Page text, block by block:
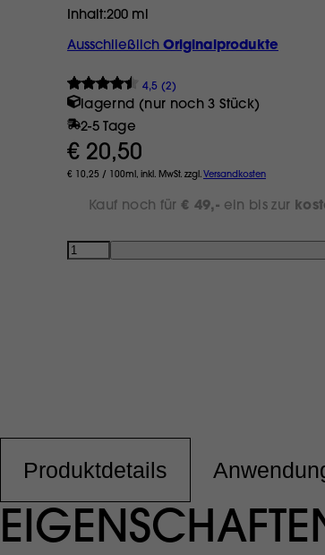
Inhalt 200 ml
Ausschließlich Originalprodukte
4,5 (2)
lagernd (nur noch 3 Stück)
2-5 Tage
€ 20,50
€ 10,25 / 100ml, inkl. MwSt. zzgl.Versandkosten
Kauf noch für€ 49,- ein bis zur
Anzahl
Produktdetails